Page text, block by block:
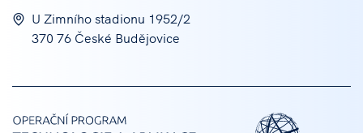
U Zimního stadionu 1952/2
370 76 České Budějovice